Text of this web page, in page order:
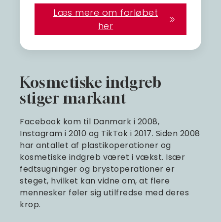
Læs mere om forløbet
her
Kosmetiske indgreb
stiger markant
Facebook kom til Danmark i 2008,
Instagram i 2010 og TikTok i 2017. Siden 2008
har antallet af plastikoperationer og
kosmetiske indgreb været i vækst. Især
fedtsugninger og brystoperationer er
steget, hvilket kan vidne om, at flere
mennesker føler sig utilfredse med deres
krop.